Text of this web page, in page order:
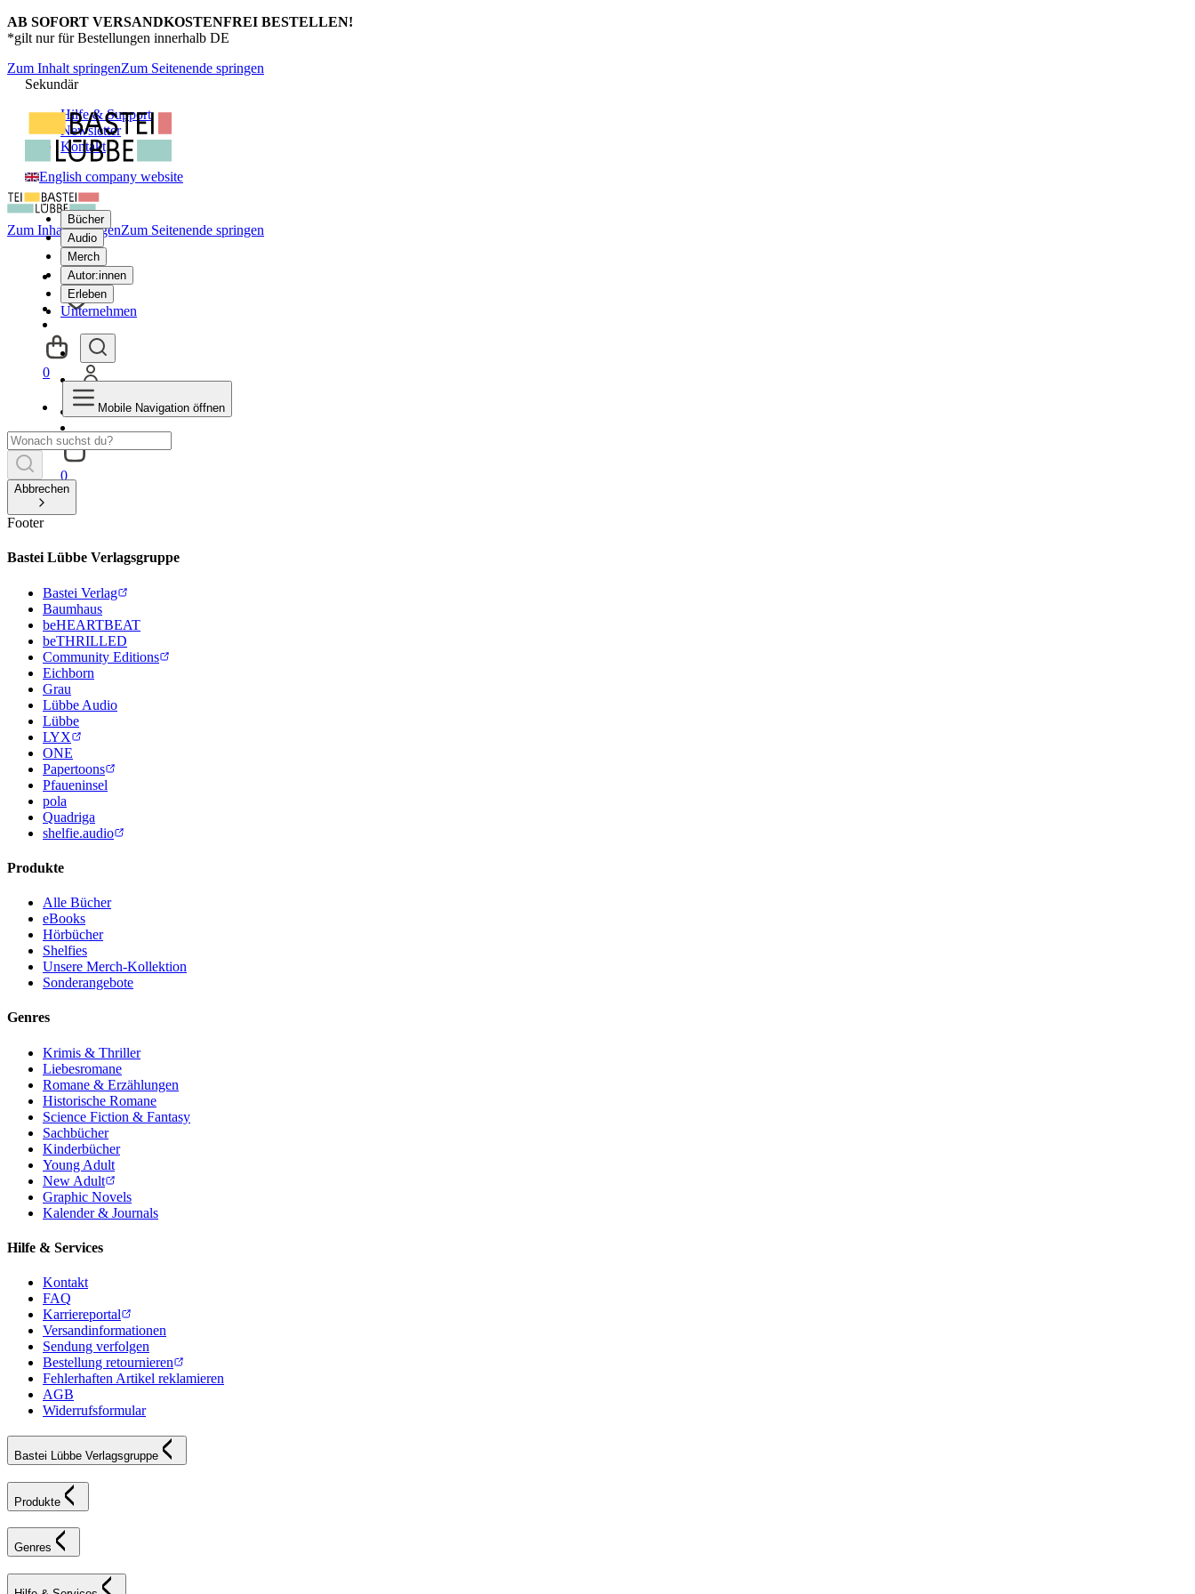
AB SOFORT VERSANDKOSTENFREI BESTELLEN!
*gilt nur für Bestellungen innerhalb DE
Zum Inhalt springenZum Seitenende springen
Sekundär
Hilfe & Support
Newsletter
Kontakt
English company website
Bücher
Audio
Merch
Autor:innen
Erleben
Unternehmen
0
Zum Inhalt springenZum Seitenende springen
0
Mobile Navigation öffnen
Abbrechen
Footer
Bastei Lübbe Verlagsgruppe
Bastei Verlag
Baumhaus
beHEARTBEAT
beTHRILLED
Community Editions
Eichborn
Grau
Lübbe Audio
Lübbe
LYX
ONE
Papertoons
Pfaueninsel
pola
Quadriga
shelfie.audio
Produkte
Alle Bücher
eBooks
Hörbücher
Shelfies
Unsere Merch-Kollektion
Sonderangebote
Genres
Krimis & Thriller
Liebesromane
Romane & Erzählungen
Historische Romane
Science Fiction & Fantasy
Sachbücher
Kinderbücher
Young Adult
New Adult
Graphic Novels
Kalender & Journals
Hilfe & Services
Kontakt
FAQ
Karriereportal
Versandinformationen
Sendung verfolgen
Bestellung retournieren
Fehlerhaften Artikel reklamieren
AGB
Widerrufsformular
Bastei Lübbe Verlagsgruppe
Produkte
Genres